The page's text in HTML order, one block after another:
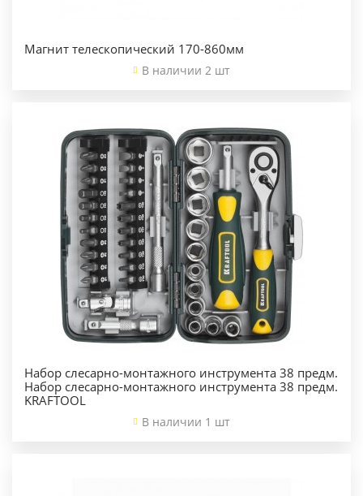
Магнит телескопический 170-860мм
В наличии 2 шт
Набор слесарно-монтажного инструмента 38 предм.
Набор слесарно-монтажного инструмента 38 предм.
KRAFTOOL
В наличии 1 шт